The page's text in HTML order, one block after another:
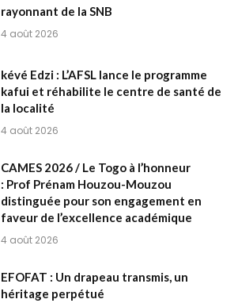
rayonnant de la SNB
4 août 2026
kévé Edzi : L’AFSL lance le programme
kafui et réhabilite le centre de santé de
la localité
4 août 2026
CAMES 2026 / Le Togo à l’honneur
: Prof Prénam Houzou-Mouzou
distinguée pour son engagement en
faveur de l’excellence académique
4 août 2026
EFOFAT : Un drapeau transmis, un
héritage perpétué